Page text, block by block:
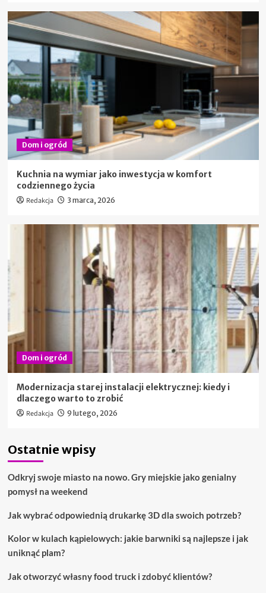
Dom i ogród
Kuchnia na wymiar jako inwestycja w komfort
codziennego życia
Redakcja 3 marca, 2026
Dom i ogród
Modernizacja starej instalacji elektrycznej: kiedy i
dlaczego warto to zrobić
Redakcja 9 lutego, 2026
Ostatnie wpisy
Odkryj swoje miasto na nowo. Gry miejskie jako genialny
pomysł na weekend
Jak wybrać odpowiednią drukarkę 3D dla swoich potrzeb?
Kolor w kulach kąpielowych: jakie barwniki są najlepsze i jak
uniknąć plam?
Jak otworzyć własny food truck i zdobyć klientów?